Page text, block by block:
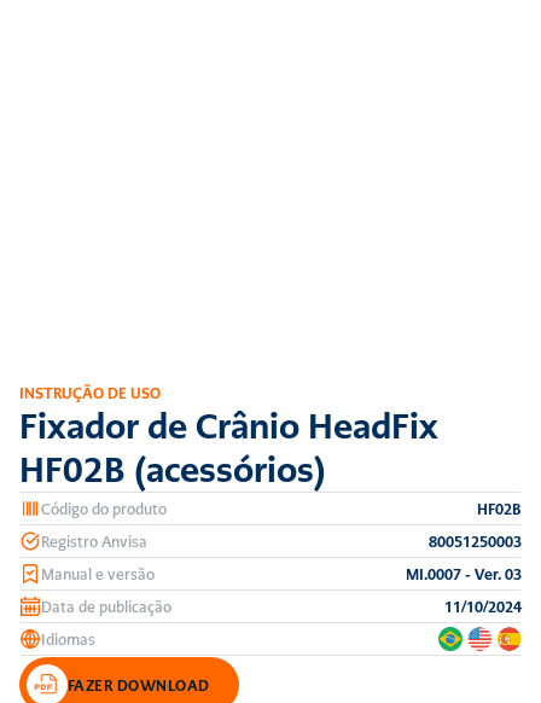
INSTRUÇÃO DE USO
Fixador de Crânio HeadFix
HF02B (acessórios)
Código do produto
HF02B
Registro Anvisa
80051250003
Manual e versão
MI.0007 - Ver. 03
Data de publicação
11/10/2024
Idiomas
FAZER DOWNLOAD